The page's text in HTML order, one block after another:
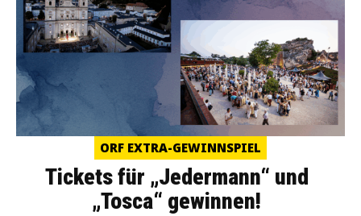
ORF EXTRA-GEWINNSPIEL
Tickets für „Jedermann“ und
„Tosca“ gewinnen!